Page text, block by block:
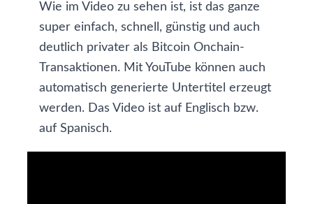
Wie im Video zu sehen ist, ist das ganze
super einfach, schnell, günstig und auch
deutlich privater als Bitcoin Onchain-
Transaktionen. Mit YouTube können auch
automatisch generierte Untertitel erzeugt
werden. Das Video ist auf Englisch bzw.
auf Spanisch.